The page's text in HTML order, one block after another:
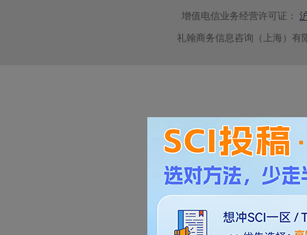
增值电信业务经营许可证：
礼翰商务信息咨询（上海）